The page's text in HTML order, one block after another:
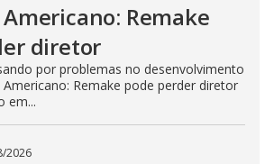
Remake
diretor
por problemas no desenvolvimento
Remake pode perder diretor
em...
2026